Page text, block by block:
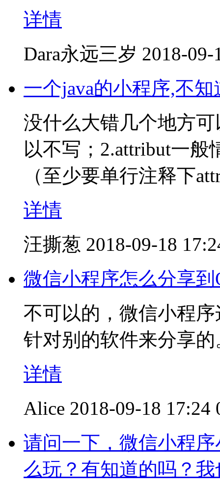
详情
Dara永远三岁 2018-09-
一个java的小程序,不
没什么大错几个地方可
以不写；2.attribut一般
（至少要单行注释下
详情
汪撕葱 2018-09-18
微信小程序怎么分享到
不可以的，微信小程
针对别的软件来分享的
详情
Alice 2018-09-18 17:24
请问一下，微信小程
么玩？有知道的吗？